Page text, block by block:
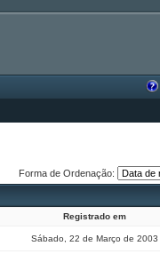
Forma de Ordenação:
Registrado em
Sábado, 22 de Março de 2003